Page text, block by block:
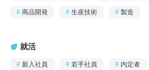
# 商品開発 # 生産技術 # 製造
就活
# 新入社員 # 若手社員 # 内定者